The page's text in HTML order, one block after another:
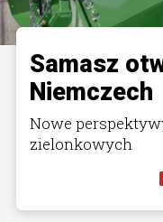
Samasz
Niemczech
Nowe
zielonkowych